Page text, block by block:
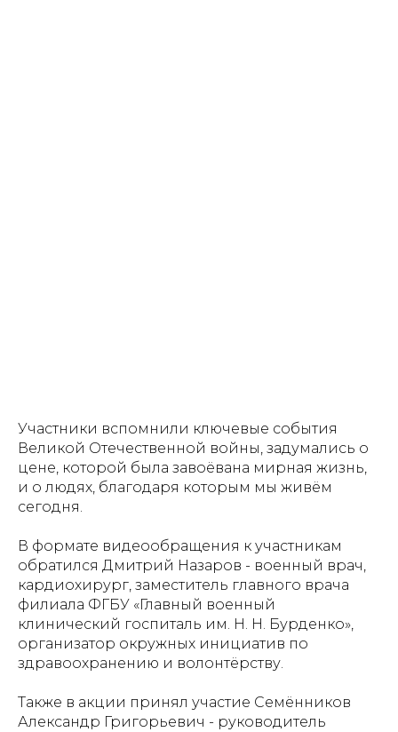
Участники вспомнили ключевые события
Великой Отечественной войны, задумались о
цене, которой была завоёвана мирная жизнь,
и о людях, благодаря которым мы живём
сегодня.
В формате видеообращения к участникам
обратился Дмитрий Назаров - военный врач,
кардиохирург, заместитель главного врача
филиала ФГБУ «Главный военный
клинический госпиталь им. Н. Н. Бурденко»,
организатор окружных инициатив по
здравоохранению и волонтёрству.
Также в акции принял участие Семёнников
Александр Григорьевич - руководитель